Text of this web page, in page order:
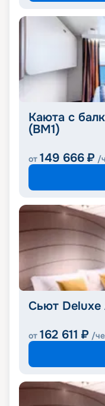
Каюта с
(BM1)
от 149 666 ₽ /
Сьют Deluxe
от 162 611 ₽ /